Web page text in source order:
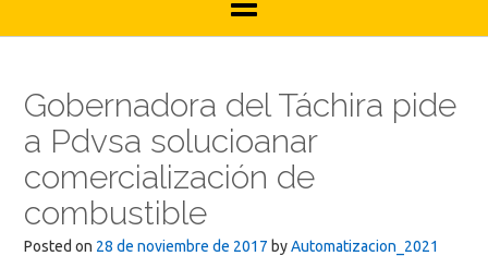
Gobernadora del Táchira pide
a Pdvsa solucioanar
comercialización de
combustible
Posted on 28 de noviembre de 2017 byAutomatizacion_2021